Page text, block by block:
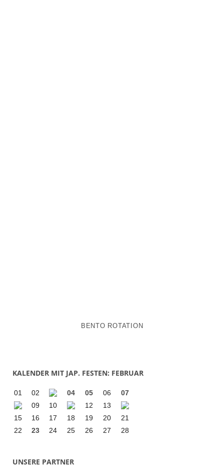
BENTO ROTATION
KALENDER MIT JAP. FESTEN: FEBRUAR
01 02 04 05 06
07
09
10 12
13
15
16 17 18 19 20
21
22
23 24 25 26 27 28
UNSERE PARTNER